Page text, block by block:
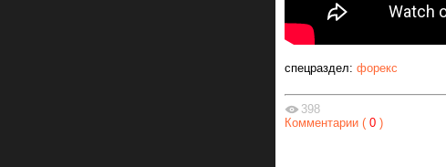
спецраздел: форекс
398
Комментарии ( 0 )